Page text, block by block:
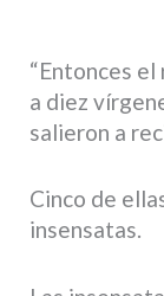
“Entonces
a diez
salieron a
Cinco de
insensatas.